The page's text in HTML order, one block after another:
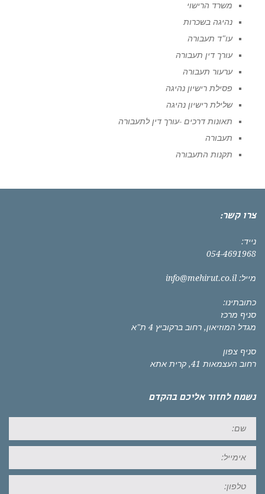
משרד הרישוי
נהיגה בשכרות
עו"ד תעבורה
עורך דין תעבורה
ערעור תעבורה
פסילת רישיון נהיגה
שלילת רישיון נהיגה
תאונות דרכים -עורך דין לתעבורה
תעבורה
תקנות התעבורה
צרו קשר:
נייד:
054-4691968
מייל: info@mehirut.co.il
כתובתינו:
סניף מרכז
מגדל המוזיאון, רחוב ברקוביץ 4 ת"א
סניף צפון
רחוב העצמאות 41, קרית אתא
נשמח לחזור אליכם בהקדם